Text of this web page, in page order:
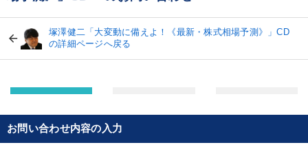
塚澤健二「大変動に備えよ！《最新・株式相場予測》」CD
の詳細ページへ戻る
お問い合わせ内容の入力